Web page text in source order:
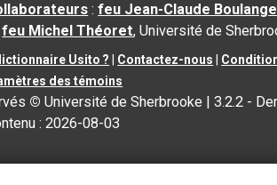
:feu Jean-Claude
feu Michel Théoret, Université de
Usito ? Contactez-nous
des témoins
© Université de Sherbrooke |3.2.2 -
:2026-08-03